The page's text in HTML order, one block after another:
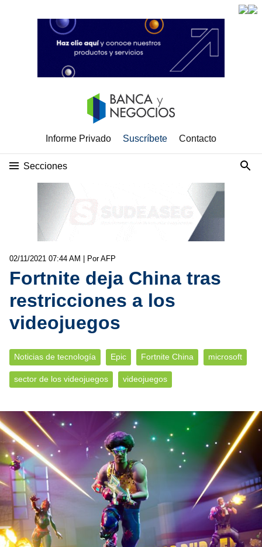
Informe Privado Suscríbete Contacto
Secciones
02/11/2021 07:44 AM | Por AFP
Fortnite deja China tras
restricciones a los
videojuegos
Noticias de tecnología Epic Fortnite China microsoft
sector de los videojuegos videojuegos